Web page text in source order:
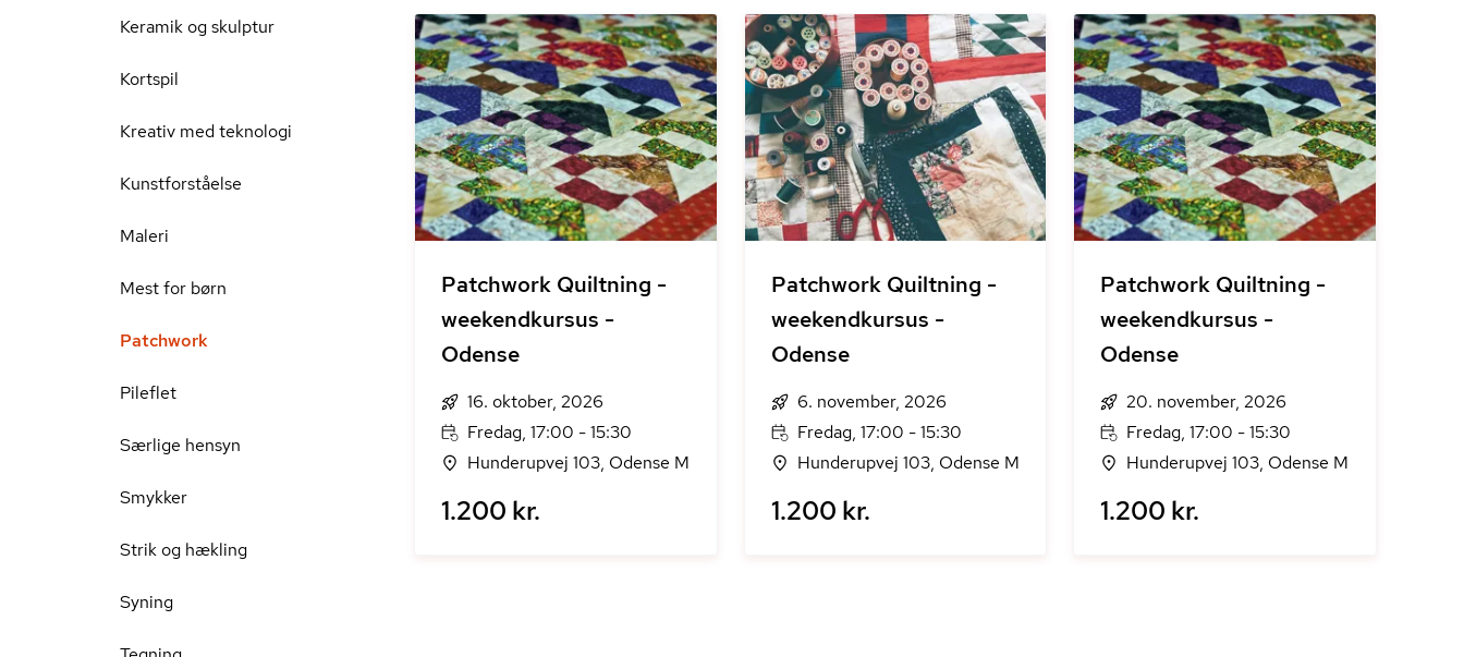
Keramik og skulptur
Kortspil
Kreativ med teknologi
Kunstforståelse
Maleri
Mest for børn
Patchwork
Pileflet
Særlige hensyn
Smykker
Strik og hækling
Syning
Patchwork Quiltning -
weekendkursus -
Odense
16. oktober, 2026
Fredag, 17:00 - 15:30
Hunderupvej 103, Odense M
1.200 kr.
Patchwork Quiltning -
weekendkursus -
Odense
6. november, 2026
Fredag, 17:00 - 15:30
Hunderupvej 103, Odense M
1.200 kr.
Patchwork Quiltning -
weekendkursus -
Odense
20. november, 2026
Fredag, 17:00 - 15:30
Hunderupvej 103, Odense M
1.200 kr.